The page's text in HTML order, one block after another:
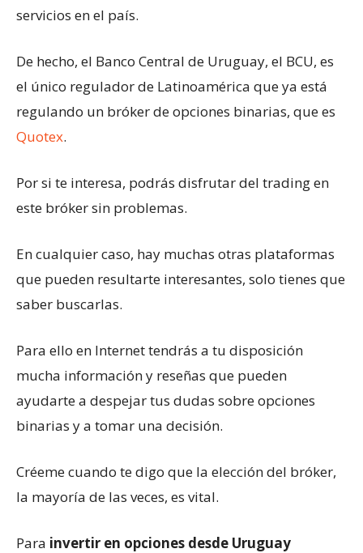
servicios en el país.
De hecho, el Banco Central de Uruguay, el BCU, es
el único regulador de Latinoamérica que ya está
regulando un bróker de opciones binarias, que es
Quotex.
Por si te interesa, podrás disfrutar del trading en
este bróker sin problemas.
En cualquier caso, hay muchas otras plataformas
que pueden resultarte interesantes, solo tienes que
saber buscarlas.
Para ello en Internet tendrás a tu disposición
mucha información y reseñas que pueden
ayudarte a despejar tus dudas sobre opciones
binarias y a tomar una decisión.
Créeme cuando te digo que la elección del bróker,
la mayoría de las veces, es vital.
Para invertir en opciones desde Uruguay